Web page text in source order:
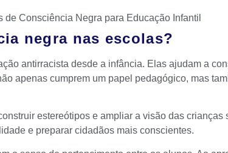
negra nas escolas?
antirracista desde a infância. Elas ajudam a
apenas cumprem um papel pedagógico, mas
estereótipos e ampliar a visão das
e preparar cidadãos mais conscientes.